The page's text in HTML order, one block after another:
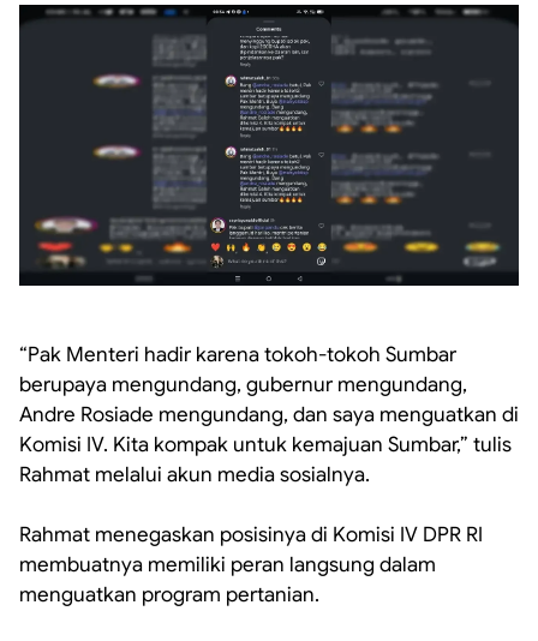
‎“Pak Menteri hadir karena tokoh-tokoh Sumbar
berupaya mengundang, gubernur mengundang,
Andre Rosiade mengundang, dan saya menguatkan di
Komisi IV. Kita kompak untuk kemajuan Sumbar,” tulis
Rahmat melalui akun media sosialnya.
‎Rahmat menegaskan posisinya di Komisi IV DPR RI
membuatnya memiliki peran langsung dalam
menguatkan program pertanian.